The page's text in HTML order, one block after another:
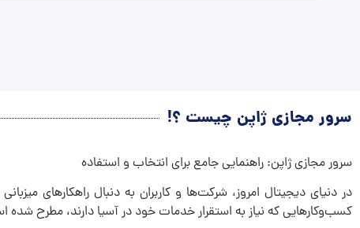
سرور مجازی ژاپن چیست ؟!
سرور مجازی ژاپن: راهنمایی جامع برای انتخاب و استفاده
در دنیای دیجیتال امروز، شرکت‌ها و کاربران به دنبال راهکارهای
کسب‌وکارهایی که نیاز به استقرار خدمات خود در آسیا دارند، مطرح شده